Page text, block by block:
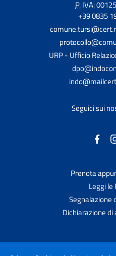
P. IVA:
+39 0835
URP - Ufficio
Seguici sui
Prenota
Leggi le
Segnalazione
Dichiarazione